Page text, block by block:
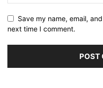
Save my name, email,
next time I comment.